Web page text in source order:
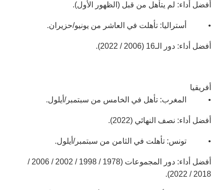
أفضل أداء: لم يتأهل من قبل (الظهور الأول).
• أستراليا: تأهلت في العاشر من يونيو/حزيران.
أفضل أداء: دور الـ16 (2006 / 2022).
أفريقيا
• المغرب: تأهل في الخامس من سبتمبر/أيلول.
أفضل أداء: نصف النهائي (2022).
• تونس: تأهلت في الثامن من سبتمبر/أيلول.
أفضل أداء: دور المجموعات (1978 / 1998 / 2002 / 2006 /
2018 / 2022).